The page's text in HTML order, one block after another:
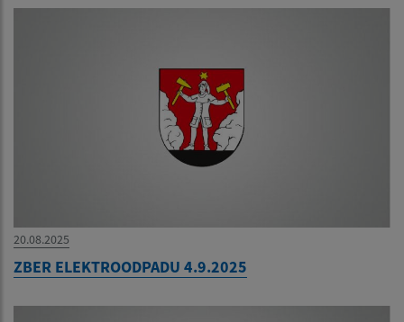
20.08.2025
ZBER ELEKTROODPADU 4.9.2025